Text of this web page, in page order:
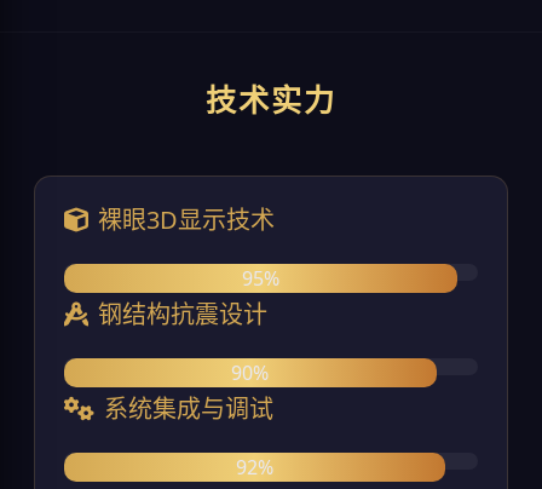
技术实力
裸眼3D显示技术
95%
钢结构抗震设计
90%
系统集成与调试
92%